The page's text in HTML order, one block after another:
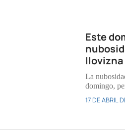
Este
llovizna
La
domingo,
17 DE ABRIL